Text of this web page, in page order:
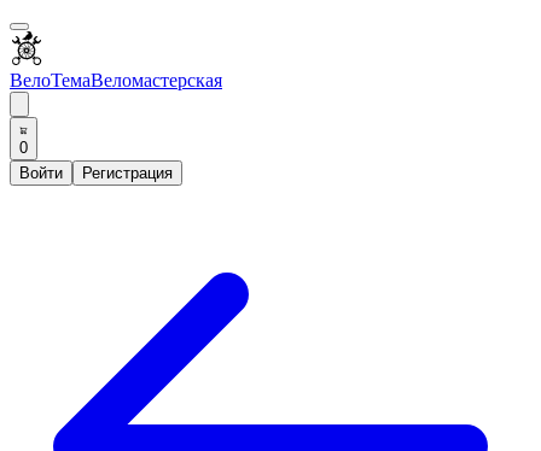
ВелоТемаВеломастерская
0
Войти
Регистрация